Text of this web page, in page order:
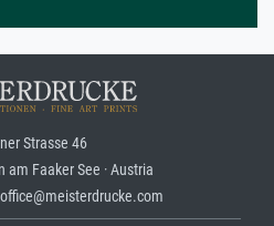
Strasse 46
am Faaker See · Austria